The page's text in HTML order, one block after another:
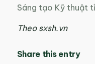
Sáng tạo Kỹ thuật
Theo sxsh.vn
Share this entry